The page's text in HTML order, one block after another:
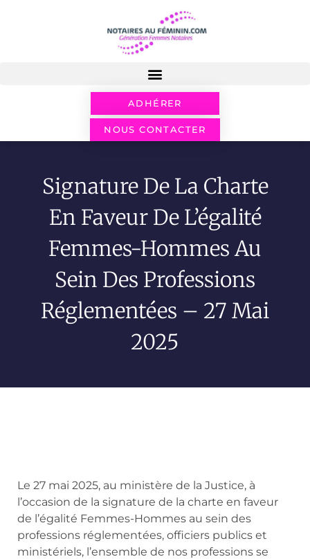
ADHÉRER
NOUS CONTACTER
Signature De La Charte
En Faveur De L’égalité
Femmes-Hommes Au
Sein Des Professions
Réglementées – 27 Mai
2025
Le 27 mai 2025, au ministère de la Justice, à
l’occasion de la signature de la charte en faveur
de l’égalité Femmes-Hommes au sein des
professions réglementées, officiers publics et
ministériels, l’ensemble de nos professions se